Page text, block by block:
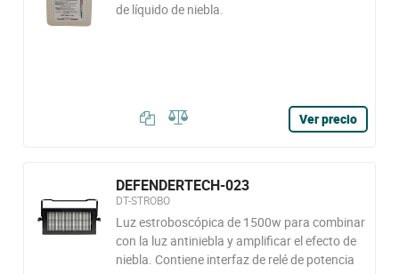
de líquido de niebla.
Ver precio
DEFENDERTECH-023
DT-STROBO
Luz estroboscópica de 1500w para combinar
con la luz antiniebla y amplificar el efecto de
niebla. Contiene interfaz de relé de potencia